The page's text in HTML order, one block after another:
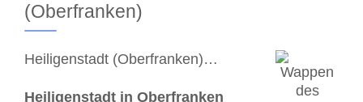
(Oberfranken)
Heiligenstadt (Oberfranken)…
Heiligenstadt in Oberfranken